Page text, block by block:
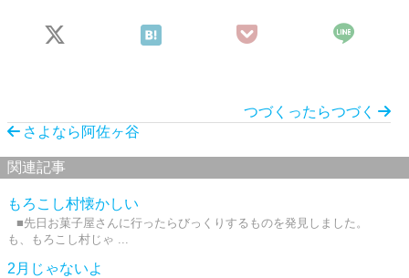
つづくったらつづく
さよなら阿佐ヶ谷
関連記事
もろこし村懐かしい
■先日お菓子屋さんに行ったらびっくりするものを発見しました。
も、もろこし村じゃ ...
2月じゃないよ